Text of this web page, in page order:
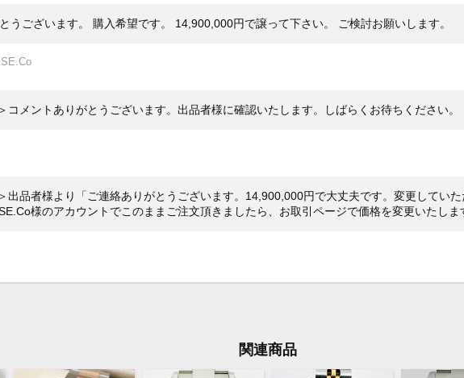
ノメー
致しま
・日差
ガラス
うございます。 購入希望です。 14,900,000円で譲って下さい。 ご検討お願いします。
コメントありがとうございます。出品者様に確認いたします。しばらくお待ちください。
出品者様より「ご連絡ありがとうございます。14,900,000円で大丈夫です。変更してい
様のアカウントでこのままご注文頂きましたら、お取引ページで価格を変更いたしま
関連商品